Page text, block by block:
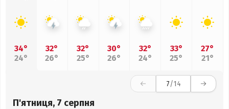
34°
24°
32°
26°
32°
25°
30°
26°
32°
24°
33°
25°
27°
21°
7/14
П'ятниця, 7 серпня